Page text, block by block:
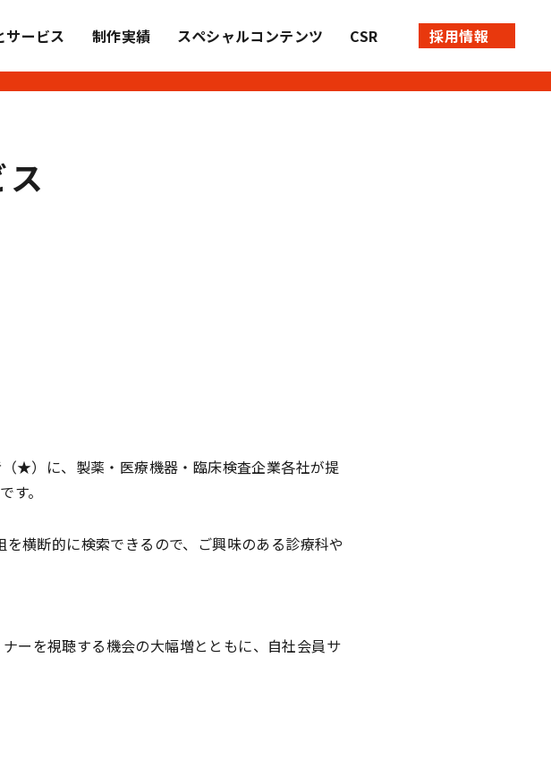
サービス 制作実績 スペシャルコンテンツ CSR 採用情報
★）に、製薬・医療機器・臨床検査企業各社が提
す。
横断的に検索できるので、ご興味のある診療科や
ーを視聴する機会の大幅増とともに、自社会員サ